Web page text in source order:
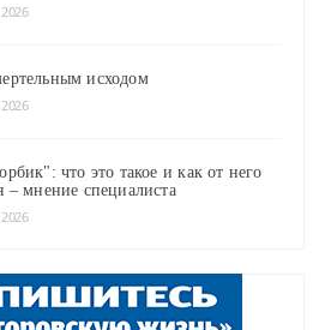
2026
исходом
2026
что это такое и как от него
– мнение специалиста